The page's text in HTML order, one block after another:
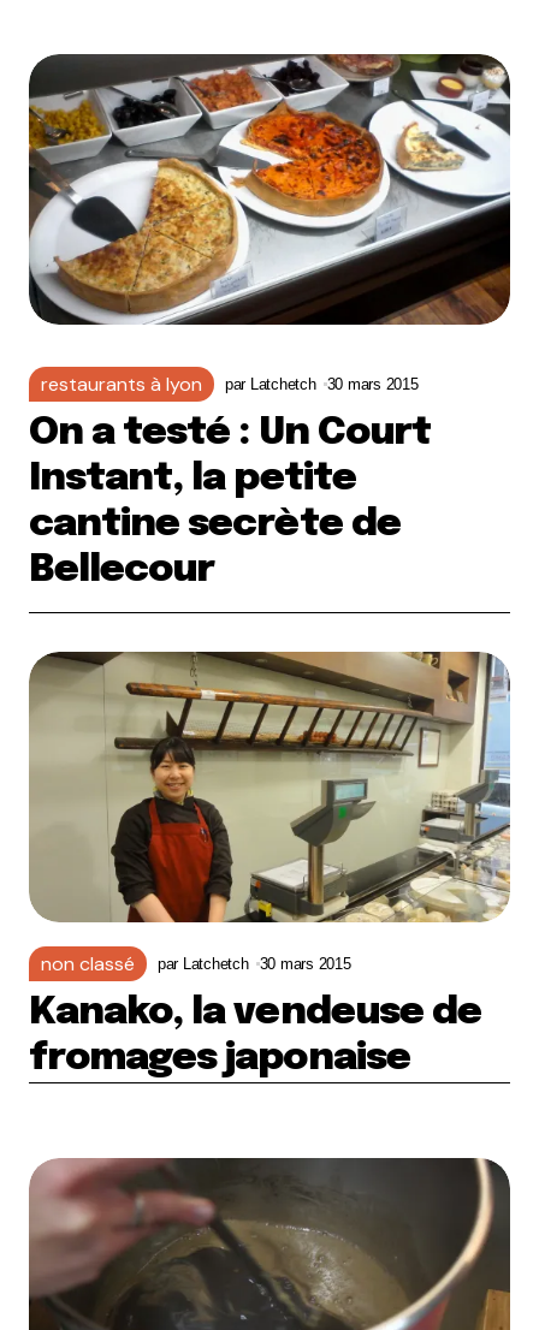
restaurants à lyon par Latchetch 30 mars 2015
On a testé : Un Court
Instant, la petite
cantine secrète de
Bellecour
non classé par Latchetch 30 mars 2015
Kanako, la vendeuse de
fromages japonaise